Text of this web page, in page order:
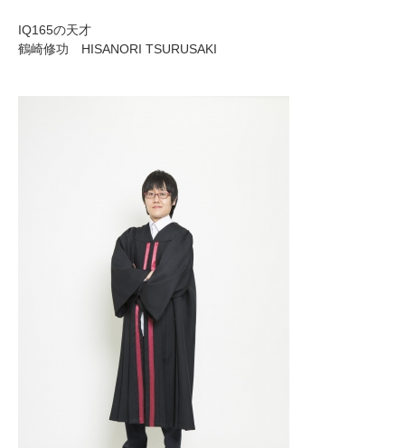
IQ165の天才
鶴崎修功 HISANORI TSURUSAKI